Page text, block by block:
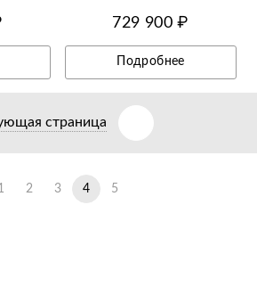
729 900 ₽
Подробнее
страница
2 3 4 5